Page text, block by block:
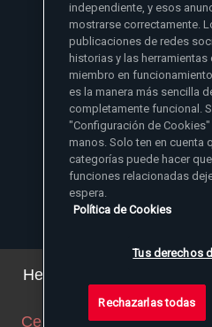
Sitios de noticias
Aci Prensa
ChurchPOP
Afiliados
English
España
Polska
Magyar
Más información
Madre Angelica
Sala de Prensa
Contacto
1-800-447-3986
EIN: 63-0801391
© 2026 EWTN Inc. Todos
Hemos actualizado
Puede ver los
Cerrar este aviso
independiente, y esos
mostrarse correctamente.
publicaciones de redes
historias y las
miembro en
es la manera más sencilla
completamente funcional.
"Configuración de
manos. Solo ten en cuenta
categorías puede hacer
funciones relacionadas
espera.
Política de Cookies
Tus derechos
Rechazarlas todas